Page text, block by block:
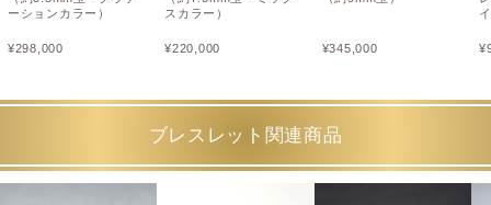
ーションカラー）
¥298,000
スカラー）
¥220,000 ¥345,000 ¥
ブレスレット関連商品